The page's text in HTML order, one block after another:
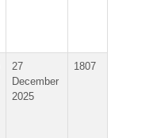
27
December
2025
1807